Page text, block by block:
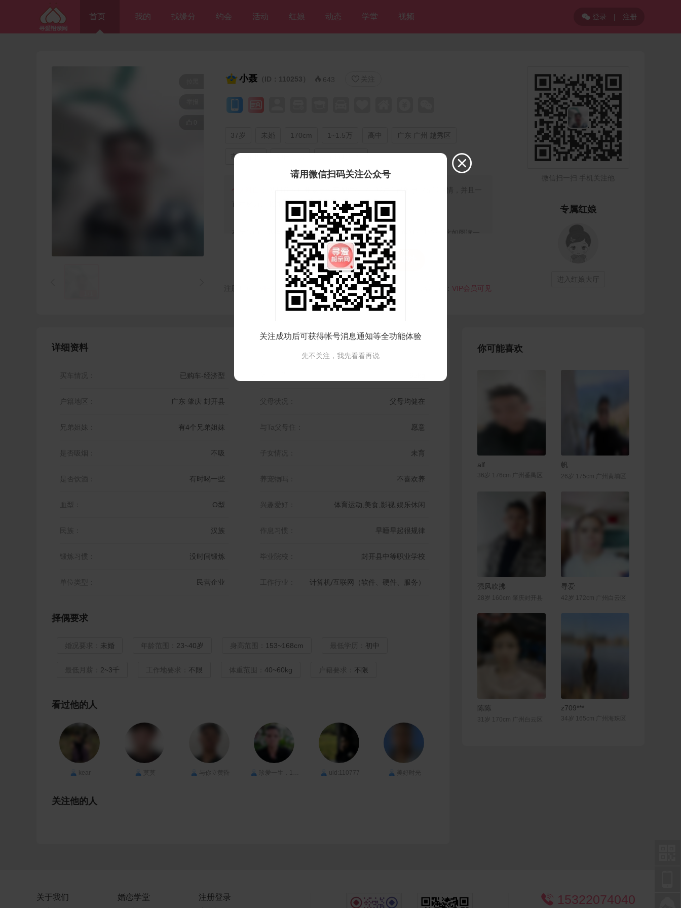
首页 我的 找缘分 约会 活动 红娘 动态 学堂 视频  登录 | 注册
小聂 （ID：110253）  643  关注
37岁 未婚 170cm 1~1.5万 高中 广东 广州 越秀区
市场/销售
个人独白：
我目前在广州从事汽车配件行业，我对自己的事业充满热情，并且一
直在努力追求进步。
在生活中，我性格开朗、沉稳、温和，既可以享受安静的独处时光，比如阅读一
本好书或者聆听喜欢的...
全部
 打招呼  红娘牵线
VIP会员可见最后登录时间： VIP会员可见 VIP会员可见
微信扫一扫 手机关注他
专属红娘
进入红娘大厅
详细资料
买车情况： 已购车-经济型
户籍地区： 广东 肇庆 封开县 父母状况： 父母均健在
兄弟姐妹： 有4个兄弟姐妹 与Ta父母住： 愿意
是否吸烟： 不吸 子女情况： 未育
是否饮酒： 有时喝一些 养宠物吗： 不喜欢养
血型： O型 兴趣爱好： 体育运动,美食,影视,娱乐休闲
民族： 汉族 作息习惯： 早睡早起很规律
锻炼习惯： 没时间锻炼 毕业院校： 封开县中等职业学校
单位类型： 民营企业 工作行业： 计算机/互联网（软件、硬件、服务）
择偶要求
婚况要求： 未婚 年龄范围： 23~40岁 身高范围： 153~168cm 最低学历： 初中
最低月薪： 2~3千 工作地要求： 不限 体重范围： 40~60kg 户籍要求： 不限
看过他的人
kear 莫莫 与你立黄昏 珍爱一生，18818439629 uid:110777 美好时光
关注他的人
你可能喜欢
alf
36岁 176cm 广州番禺区
帆
26岁 175cm 广州黄埔区
联系Ta
强风吹拂
28岁 160cm 肇庆封开县
寻爱
42岁 172cm 广州白云区
陈陈
31岁 170cm 广州白云区
z709***
34岁 165cm 广州海珠区
关于我们 婚恋学堂 注册登录  15322074040

请用微信扫码关注公众号
关注成功后可获得帐号消息通知等全功能体验
先不关注，我先看看再说